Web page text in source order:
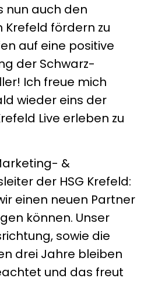
nun auch den
fördern zu
auf eine positive
der Schwarz-
Ich freue mich
wieder eins der
Live erleben zu
&
der HSG Krefeld:
einen neuen Partner
können. Unser
sowie die
drei Jahre bleiben
und das freut